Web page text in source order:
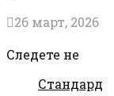
26 март, 2026
Следете не
Стандард